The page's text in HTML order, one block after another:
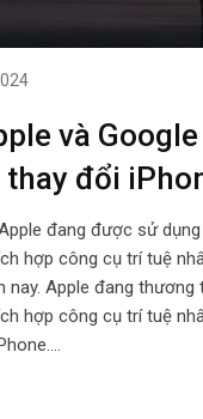
và
thay đổi
đang được sử
hợp công cụ trí tuệ
nay. Apple đang
hợp công cụ trí tuệ